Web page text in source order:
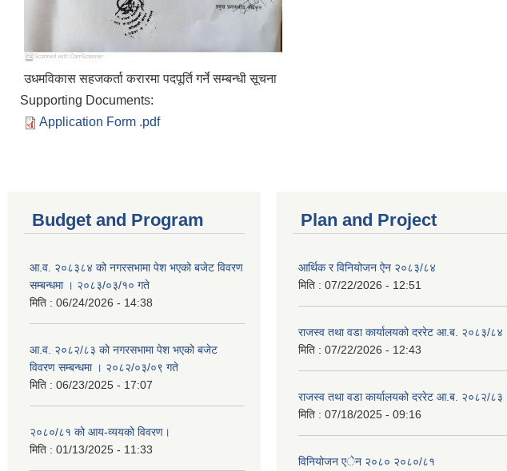
उधमविकास सहजकर्ता करारमा पदपूर्ति गर्ने सम्बन्धी सूचना
Supporting Documents:
Application Form .pdf
Budget and Program
आ.व. २०८३८४ को नगरसभामा पेश भएको बजेट विवरण
सम्बन्धमा । २०८३/०३/१० गते
मिति : 06/24/2026 - 14:38
आ.व. २०८२/८३ को नगरसभामा पेश भएको बजेट
विवरण सम्बन्धमा । २०८२/०३/०९ गते
मिति : 06/23/2025 - 17:07
२०८०/८१ को आय-व्ययको विवरण।
मिति : 01/13/2025 - 11:33
Plan and Project
आर्थिक र विनियोजन ऐन २०८३/८४
मिति : 07/22/2026 - 12:51
राजस्व तथा वडा कार्यालयको दररेट आ.ब. २०८३/८४
मिति : 07/22/2026 - 12:43
राजस्व तथा वडा कार्यालयको दररेट आ.ब. २०८२/८३
मिति : 07/18/2025 - 09:16
विनियोजन एेन २०८० २०८०/८१